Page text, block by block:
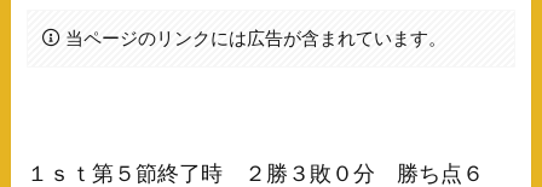
当ページのリンクには広告が含まれています。
１ｓｔ第５節終了時 ２勝３敗０分 勝ち点６